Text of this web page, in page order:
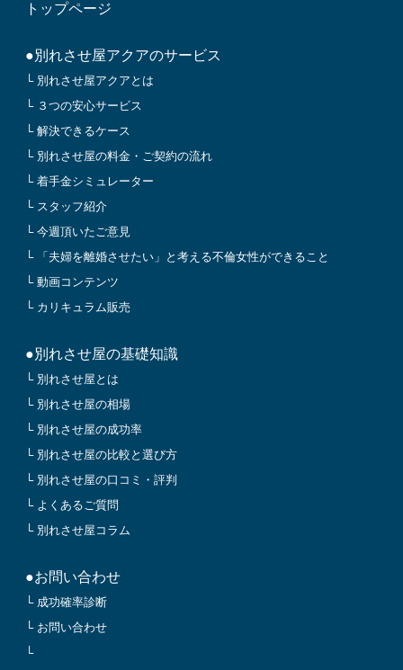
トップページ
●別れさせ屋アクアのサービス
└ 別れさせ屋アクアとは
└ ３つの安心サービス
└ 解決できるケース
└ 別れさせ屋の料金・ご契約の流れ
└ 着手金シミュレーター
└ スタッフ紹介
└ 今週頂いたご意見
└ 「夫婦を離婚させたい」と考える不倫女性ができること
└ 動画コンテンツ
└ カリキュラム販売
●別れさせ屋の基礎知識
└ 別れさせ屋とは
└ 別れさせ屋の相場
└ 別れさせ屋の成功率
└ 別れさせ屋の比較と選び方
└ 別れさせ屋の口コミ・評判
└ よくあるご質問
└ 別れさせ屋コラム
●お問い合わせ
└ 成功確率診断
└ お問い合わせ
└